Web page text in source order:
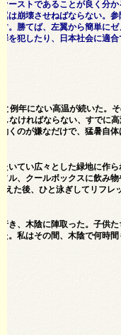
ーストであることが良く分
は崩壊させねばならない。
。勝てば、左翼から簡単に
を犯したり、日本社会に適合
例年にない高温が続いた。
なければならない、すでに
くのが嫌なだけで、猛暑自
いてい広々とした緑地に作
ル、クールボックスに飲み
た後、ひと泳ぎしてリフレ
き、木陰に陣取った。子供
。私はその間、木陰で何時